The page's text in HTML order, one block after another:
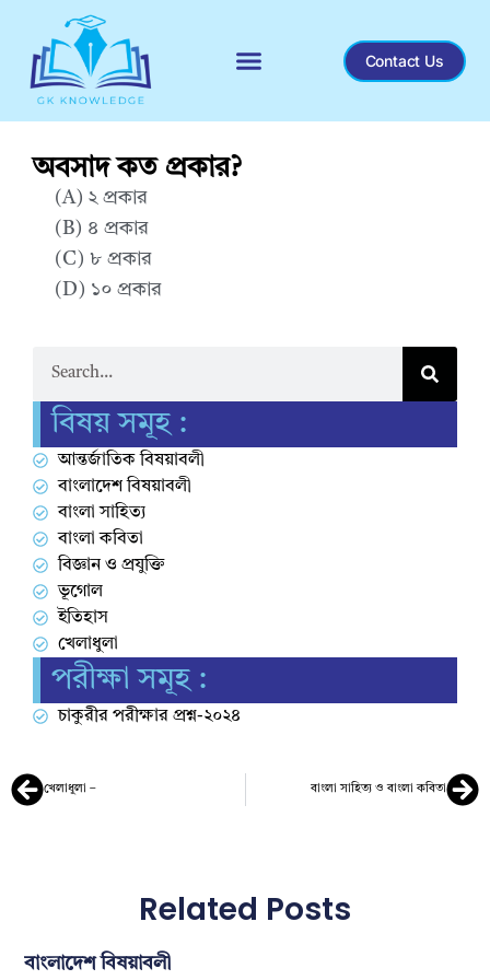
Contact Us
অবসাদ কত প্রকার?
(A) ২ প্রকার
(B) ৪ প্রকার
(C) ৮ প্রকার
(D) ১০ প্রকার
বিষয় সমূহ :
আন্তর্জাতিক বিষয়াবলী
বাংলাদেশ বিষয়াবলী
বাংলা সাহিত্য
বাংলা কবিতা
বিজ্ঞান ও প্রযুক্তি
ভূগোল
ইতিহাস
খেলাধুলা
পরীক্ষা সমূহ :
চাকুরীর পরীক্ষার প্রশ্ন-২০২৪
খেলাধুলা – বাংলা সাহিত্য ও বাংলা কবিতা
Related Posts
বাংলাদেশ বিষয়াবলী